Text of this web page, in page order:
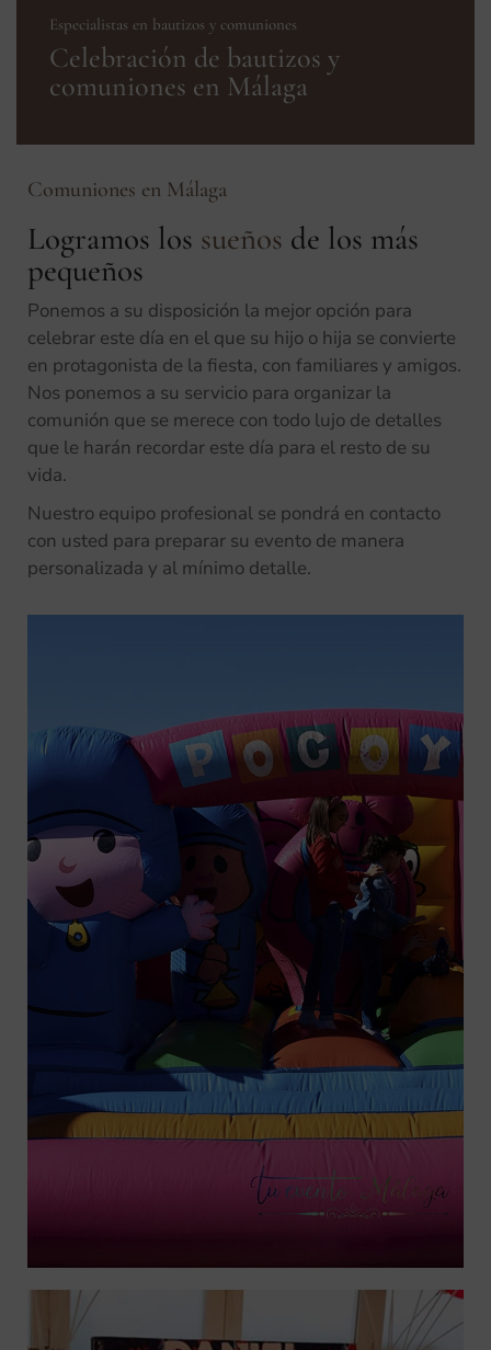
Especialistas en bautizos y comuniones
Celebración de bautizos y
comuniones en Málaga
Comuniones en Málaga
Logramos los sueños de los más
pequeños
Ponemos a su disposición la mejor opción para
celebrar este día en el que su hijo o hija se convierte
en protagonista de la fiesta, con familiares y amigos.
Nos ponemos a su servicio para organizar la
comunión que se merece con todo lujo de detalles
que le harán recordar este día para el resto de su
vida.
Nuestro equipo profesional se pondrá en contacto
con usted para preparar su evento de manera
personalizada y al mínimo detalle.